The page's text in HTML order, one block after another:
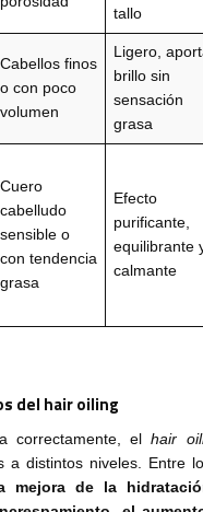
tallo
Cabellos finos
o con poco
volumen
Ligero,
brillo sin
sensación
grasa
Cuero
cabelludo
sensible o
con tendencia
grasa
Efecto
purificante,
equilibrante
calmante
del hair oiling
correctamente, elhair
a distintos niveles. Entre
mejora de la